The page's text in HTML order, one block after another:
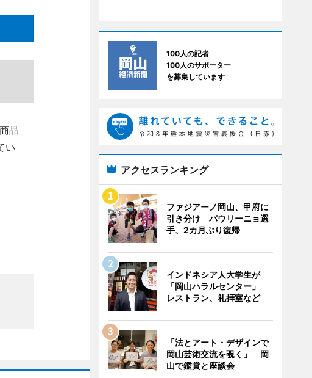
品
い
100人の記者
100人のサポーター
を募集しています
アクセスランキング
ファジアーノ岡山、甲府に
引き分け パウリーニョ選
手、2カ月ぶり復帰
インドネシア人大学生が
「岡山ハラルセンター」
レストラン、礼拝室など
「法とアート・デザインで
岡山芸術交流を覗く」 岡
山で鑑賞と座談会